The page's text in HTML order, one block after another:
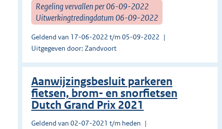
Regeling vervallen per 06-09-2022
Uitwerkingtredingdatum 06-09-2022
Geldend van 17-06-2022 t/m 05-09-2022
Uitgegeven door: Zandvoort
Aanwijzingsbesluit parkeren
fietsen, brom- en snorfietsen
Dutch Grand Prix 2021
Geldend van 02-07-2021 t/m heden